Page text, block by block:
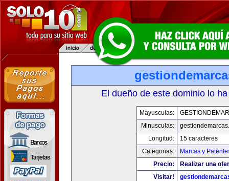
El dueño de este dominio lo
Mayusculas:
Minusculas:
Longitud:
15 caracteres
Categorias:
Marcas y
Precio:
Realizar una
Visitar!